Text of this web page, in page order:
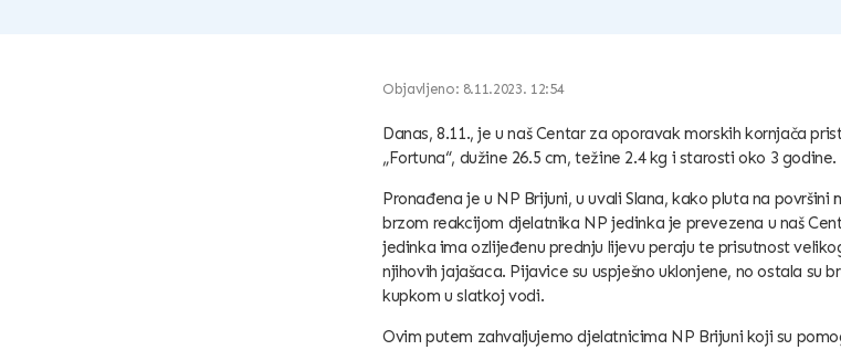
Objavljeno: 8.11.2023. 12:54
Danas, 8.11., je u naš Centar za oporavak morskih kornjača
„Fortuna“, dužine 26.5 cm, težine 2.4 kg i starosti oko 3 godine.
Pronađena je u NP Brijuni, u uvali Slana, kako pluta na
brzom reakcijom djelatnika NP jedinka je prevezena u naš
jedinka ima ozlijeđenu prednju lijevu peraju te prisutnost
njihovih jajašaca. Pijavice su uspješno uklonjene, no ostala su
kupkom u slatkoj vodi.
Ovim putem zahvaljujemo djelatnicima NP Brijuni koji su